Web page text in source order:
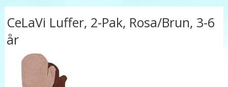
CeLaVi Luffer, 2-Pak, Rosa/Brun, 3-6
år